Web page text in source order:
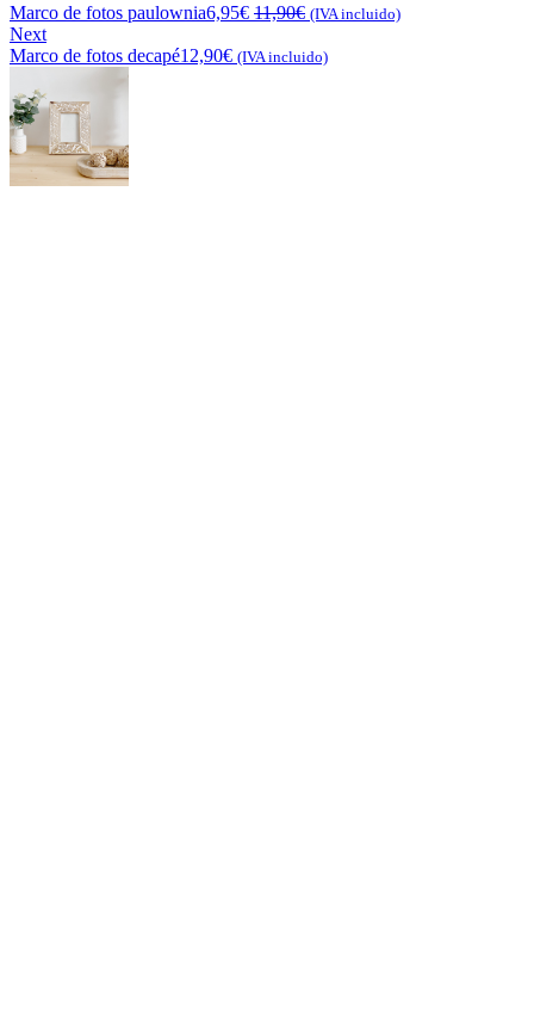
Marco de fotos paulownia6,95€ 11,90€ (IVA incluido)
Next
Marco de fotos decapé12,90€ (IVA incluido)